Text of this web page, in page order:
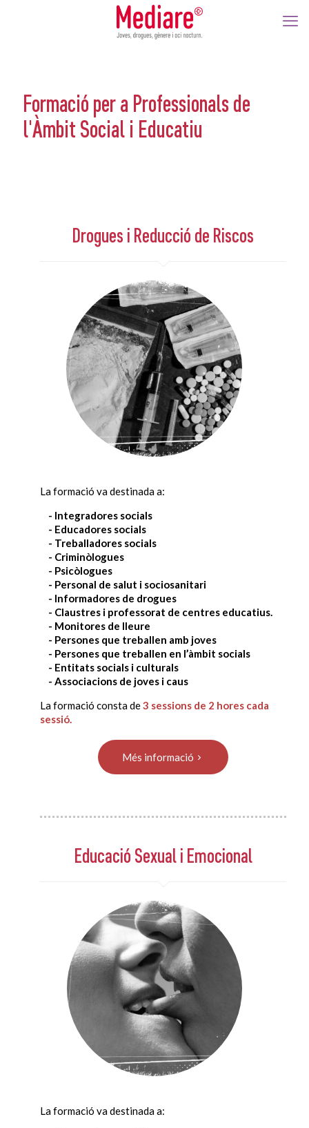
Formació per a Professionals de
l'Àmbit Social i Educatiu
Drogues i Reducció de Riscos
La formació va destinada a:
- Integradores socials
- Educadores socials
- Treballadores socials
- Criminòlogues
- Psicòlogues
- Personal de salut i sociosanitari
- Informadores de drogues
- Claustres i professorat de centres educatius.
- Monitores de lleure
- Persones que treballen amb joves
- Persones que treballen en l’àmbit socials
- Entitats socials i culturals
- Associacions de joves i caus
La formació consta de3 sessions de 2 hores cada
sessió.
Més informació
Educació Sexual i Emocional
La formació va destinada a: